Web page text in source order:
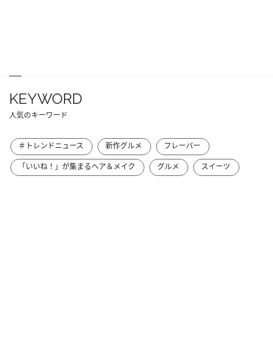
KEYWORD
人気のキーワード
＃トレンドニュース 新作グルメ
フレーバー
「いいね！」が集まるヘア＆メイク
グルメ スイーツ